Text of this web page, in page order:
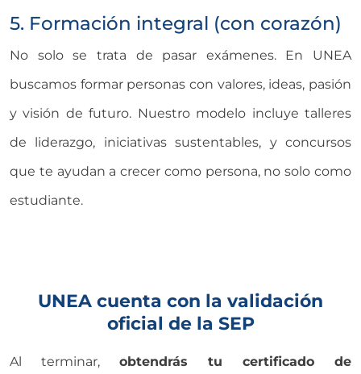
5. Formación integral (con corazón)
No solo se trata de pasar exámenes. En UNEA
buscamos formar personas con valores, ideas, pasión
y visión de futuro. Nuestro modelo incluye talleres
de liderazgo, iniciativas sustentables, y concursos
que te ayudan a crecer como persona, no solo como
estudiante.
UNEA cuenta con la validación
oficial de la SEP
Al terminar, obtendrás tu certificado de